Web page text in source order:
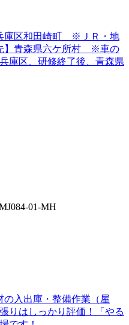
庫区和田崎町 ※ＪＲ・地
】青森県六ケ所村 ※車の
区、研修終了後、青森県
01-MH
の入出庫・整備作業（屋
りはしっかり評価！「やる